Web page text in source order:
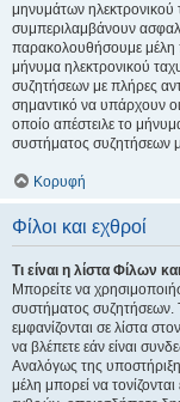
μηνυμάτων
συμπεριλαμβάνουν
παρακολουθήσουμε μέλη
μήνυμα ηλεκτρονικού
συζητήσεων με πλήρες
σημαντικό να υπάρχουν
οποίο απέστειλε το
συστήματος συζητήσεων
Κορυφή
Φίλοι και εχθροί
Τι είναι η λίστα Φίλων
Μπορείτε να
συστήματος συζητήσεων.
εμφανίζονται σε λίστα
να βλέπετε εάν είναι
Αναλόγως της
μέλη μπορεί να